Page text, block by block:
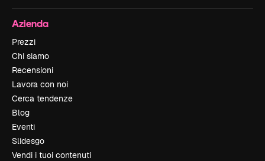
Azienda
Prezzi
Chi siamo
Recensioni
Lavora con noi
Cerca tendenze
Blog
Eventi
Slidesgo
Vendi i tuoi contenuti